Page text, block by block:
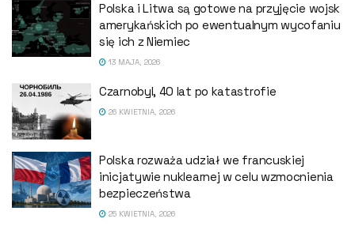
Polska i Litwa są gotowe na przyjęcie wojsk
amerykańskich po ewentualnym wycofaniu
się ich z Niemiec
13 MAJA, 2026
Czarnobyl, 40 lat po katastrofie
26 KWIETNIA, 2026
Polska rozważa udział we francuskiej
inicjatywie nuklearnej w celu wzmocnienia
bezpieczeństwa
25 KWIETNIA, 2026